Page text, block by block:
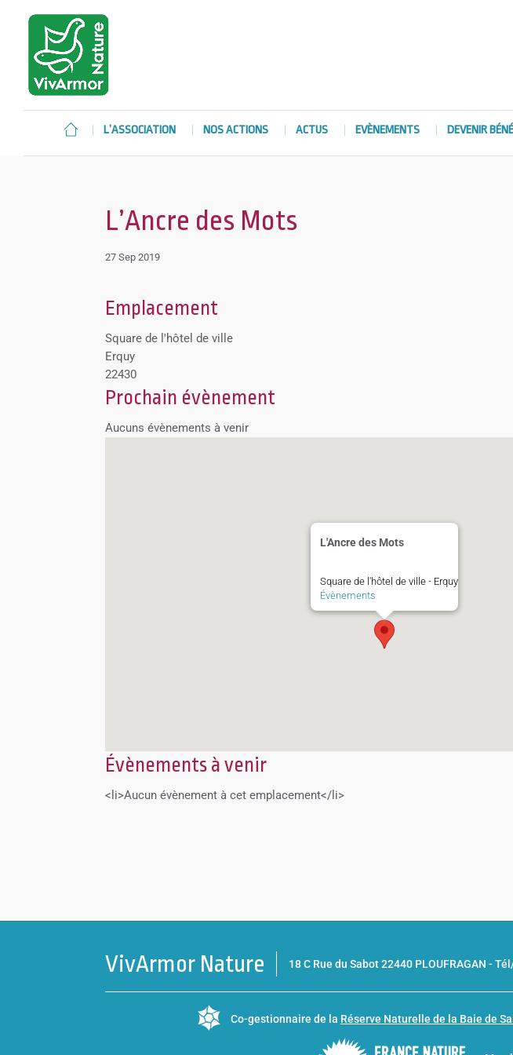
L’ASSOCIATION NOS ACTIONS ACTUS EVÈNEMENTS DEVENIR
L’Ancre des Mots
27 Sep 2019
Emplacement
Square de l'hôtel de ville
Erquy
22430
Prochain évènement
Aucuns évènements à venir
L'Ancre des Mots
Square de l'hôtel de ville - Erquy
Évènements
Évènements à venir
<li>Aucun évènement à cet emplacement</li>
VivArmor Nature 18 C Rue du Sabot 22440 PLOUFRAGAN -
Co-gestionnaire de la Réserve Naturelle de la Baie de